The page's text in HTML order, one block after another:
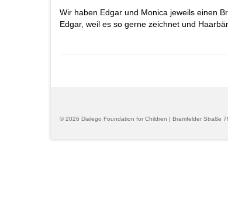
Wir haben Edgar und Monica jeweils einen
Edgar, weil es so gerne zeichnet und
© 2026 Dialego Foundation for Children | Bramfelder Straße